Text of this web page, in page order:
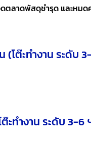
ลาดพัสดุชำรุด และหมด
ต๊ะทำงาน ระดับ
ทำงาน ระดับ 3-6